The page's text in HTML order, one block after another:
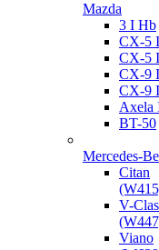
Mazda
3 I Hb
CX-5 I
CX-5
CX-9
CX-9 I
Axela
BT-50
Mercedes-
Citan
V-
Viano